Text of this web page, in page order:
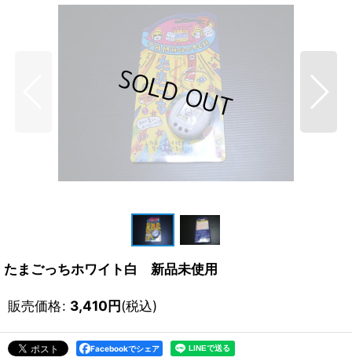
たまごっちホワイト白 新品未使用
販売価格: 3,410円(税込)
Facebookでシェア